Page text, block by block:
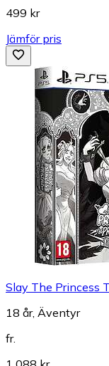
499 kr
Jämför pris
Slay The Princess
18 år, Äventyr
fr.